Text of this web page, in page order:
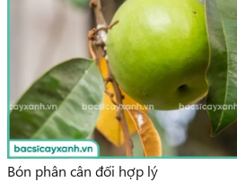
Bón phân cân đối hợp lý